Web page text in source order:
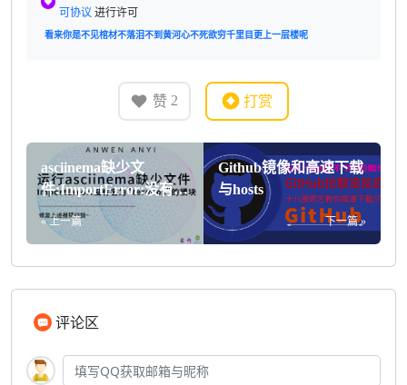
可协议 进行许可
看来你是不见棺材不落泪不到黄河心不死欲穷千里目更上一层楼呢
赞 2 打赏
asciinema缺少文
件:ImportError:没有名
为"termios"的模块
« 上一篇
Github镜像和高速下载
与hosts
下一篇 »
评论区